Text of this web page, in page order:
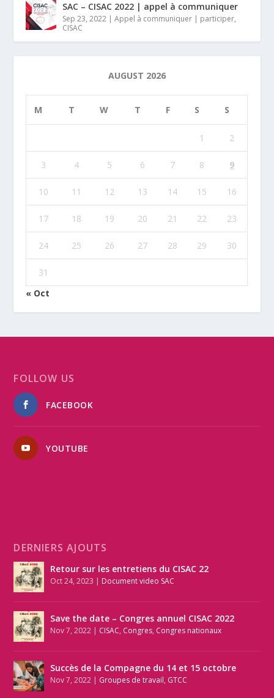
SAC – CISAC 2022 | appel à communiquer
Sep 23, 2022 |Appel à communiquer | participer,
CISAC
AUGUST 2026
M T W T F S S
1 2
3 4 5 6 7 8 9
10 11 12 13 14 15 16
17 18 19 20 21 22 23
24 25 26 27 28 29 30
31
« Oct
FOLLOW US
FACEBOOK
YOUTUBE
DERNIERS AJOUTS
Retour sur les entretiens du CISAC 22
Oct 24, 2023 | Document video SAC
Save the date – Congres annuel CISAC 2022
Nov 7, 2022 | CISAC, Congres, Congres nationaux
Succès de la Compagne du 14 et 15 octobre
Nov 7, 2022 | Groupes de travail, GTCC